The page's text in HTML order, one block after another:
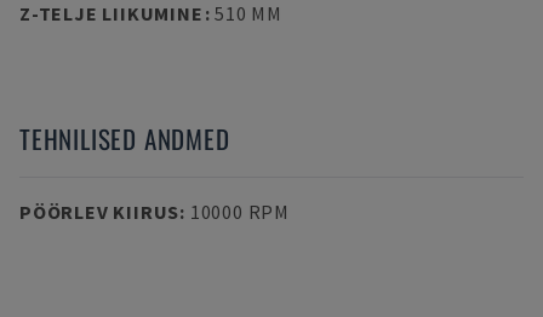
Z-TELJE LIIKUMINE :510 MM
TEHNILISED ANDMED
PÖÖRLEV KIIRUS: 10000 RPM